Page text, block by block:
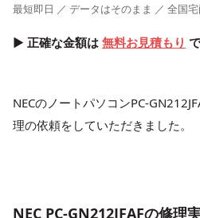
最短即日 ／ データはそのまま ／ 全国
▶ 正確な金額は 無料お見積もり で
NECのノートパソコンPC-
理の依頼をしていただきました。
NEC PC-GN212JFAFの修理